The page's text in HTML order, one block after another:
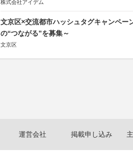
株式会社アイデム
文京区×交流都市ハッシュタグキャンペー
の“つながる”を募集～
文京区
運営会社 掲載申し込み